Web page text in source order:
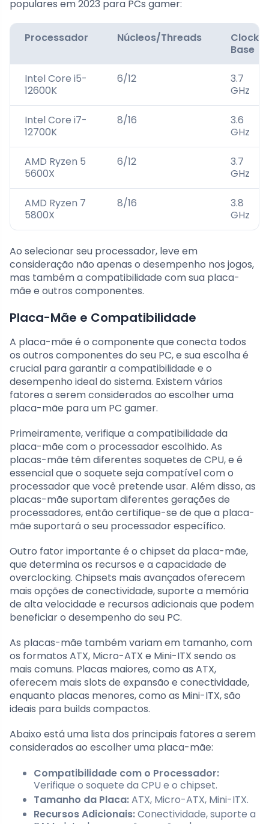
populares em 2023 para PCs gamer:
Processador Núcleos/Threads
Clock
Base
Intel Core i5-
12600K
6/12
3.7
GHz
Intel Core i7-
12700K
8/16
3.6
GHz
AMD Ryzen 5
5600X
6/12
3.7
GHz
AMD Ryzen 7
5800X
8/16
3.8
GHz
Ao selecionar seu processador, leve em
consideração não apenas o desempenho nos jogos,
mas também a compatibilidade com sua placa-
mãe e outros componentes.
Placa-Mãe e Compatibilidade
A placa-mãe é o componente que conecta todos
os outros componentes do seu PC, e sua escolha é
crucial para garantir a compatibilidade e o
desempenho ideal do sistema. Existem vários
fatores a serem considerados ao escolher uma
placa-mãe para um PC gamer.
Primeiramente, verifique a compatibilidade da
placa-mãe com o processador escolhido. As
placas-mãe têm diferentes soquetes de CPU, e é
essencial que o soquete seja compatível com o
processador que você pretende usar. Além disso, as
placas-mãe suportam diferentes gerações de
processadores, então certifique-se de que a placa-
mãe suportará o seu processador específico.
Outro fator importante é o chipset da placa-mãe,
que determina os recursos e a capacidade de
overclocking. Chipsets mais avançados oferecem
mais opções de conectividade, suporte a memória
de alta velocidade e recursos adicionais que podem
beneficiar o desempenho do seu PC.
As placas-mãe também variam em tamanho, com
os formatos ATX, Micro-ATX e Mini-ITX sendo os
mais comuns. Placas maiores, como as ATX,
oferecem mais slots de expansão e conectividade,
enquanto placas menores, como as Mini-ITX, são
ideais para builds compactos.
Abaixo está uma lista dos principais fatores a serem
considerados ao escolher uma placa-mãe:
Compatibilidade com o Processador:
Verifique o soquete da CPU e o chipset.
Tamanho da Placa:ATX, Micro-ATX, Mini-ITX.
Recursos Adicionais:Conectividade, suporte a